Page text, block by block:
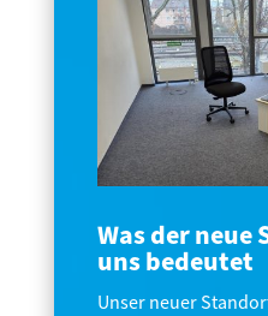
Was der
uns bedeutet
Unser neuer